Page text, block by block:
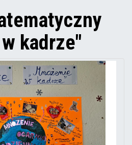
kadrze"